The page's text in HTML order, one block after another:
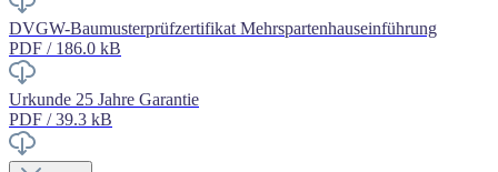
DVGW-Baumusterprüfzertifikat Mehrspartenhauseinführung
PDF / 186.0 kB
Urkunde 25 Jahre Garantie
PDF / 39.3 kB